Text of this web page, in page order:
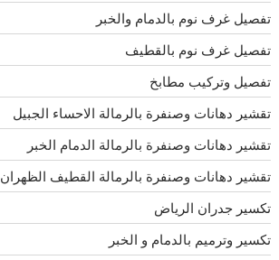
تفصيل غرف نوم بالدمام والخبر
تفصيل غرف نوم بالقطيف
تفصيل وتركيب مطابخ
تقشير دهانات وصنفرة بالرمالة الاحساء الجبيل
تقشير دهانات وصنفرة بالرمالة الدمام الخبر
تقشير دهانات وصنفرة بالرمالة القطيف الظهران
تكسير جدران الرياض
تكسير وترميم بالدمام و الخبر